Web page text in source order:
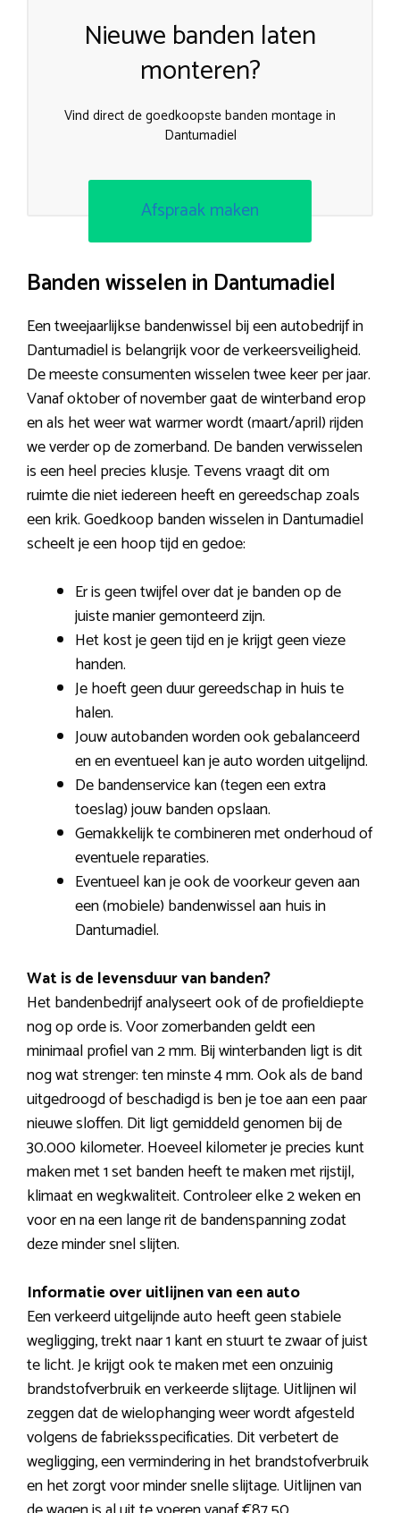
Nieuwe banden laten
monteren?
Vind direct de goedkoopste banden montage in
Dantumadiel
Afspraak maken
Banden wisselen in Dantumadiel
Een tweejaarlijkse bandenwissel bij een autobedrijf in
Dantumadiel is belangrijk voor de verkeersveiligheid.
De meeste consumenten wisselen twee keer per jaar.
Vanaf oktober of november gaat de winterband erop
en als het weer wat warmer wordt (maart/april) rijden
we verder op de zomerband. De banden verwisselen
is een heel precies klusje. Tevens vraagt dit om
ruimte die niet iedereen heeft en gereedschap zoals
een krik. Goedkoop banden wisselen in Dantumadiel
scheelt je een hoop tijd en gedoe:
Er is geen twijfel over dat je banden op de
juiste manier gemonteerd zijn.
Het kost je geen tijd en je krijgt geen vieze
handen.
Je hoeft geen duur gereedschap in huis te
halen.
Jouw autobanden worden ook gebalanceerd
en en eventueel kan je auto worden uitgelijnd.
De bandenservice kan (tegen een extra
toeslag) jouw banden opslaan.
Gemakkelijk te combineren met onderhoud of
eventuele reparaties.
Eventueel kan je ook de voorkeur geven aan
een (mobiele) bandenwissel aan huis in
Dantumadiel.
Wat is de levensduur van banden?
Het bandenbedrijf analyseert ook of de profieldiepte
nog op orde is. Voor zomerbanden geldt een
minimaal profiel van 2 mm. Bij winterbanden ligt is dit
nog wat strenger: ten minste 4 mm. Ook als de band
uitgedroogd of beschadigd is ben je toe aan een paar
nieuwe sloffen. Dit ligt gemiddeld genomen bij de
30.000 kilometer. Hoeveel kilometer je precies kunt
maken met 1 set banden heeft te maken met rijstijl,
klimaat en wegkwaliteit. Controleer elke 2 weken en
voor en na een lange rit de bandenspanning zodat
deze minder snel slijten.
Informatie over uitlijnen van een auto
Een verkeerd uitgelijnde auto heeft geen stabiele
wegligging, trekt naar 1 kant en stuurt te zwaar of juist
te licht. Je krijgt ook te maken met een onzuinig
brandstofverbruik en verkeerde slijtage. Uitlijnen wil
zeggen dat de wielophanging weer wordt afgesteld
volgens de fabrieksspecificaties. Dit verbetert de
wegligging, een vermindering in het brandstofverbruik
en het zorgt voor minder snelle slijtage. Uitlijnen van